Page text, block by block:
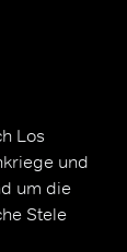
Los
und
um die
Stele